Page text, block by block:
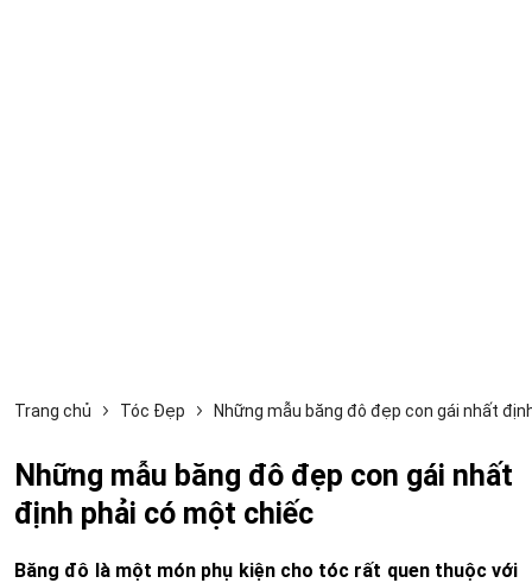
Trang chủ Tóc Đẹp Những mẫu băng đô đẹp con gái nhất
Những mẫu băng đô đẹp con gái nhất
định phải có một chiếc
Băng đô là một món phụ kiện cho tóc rất quen thuộc với